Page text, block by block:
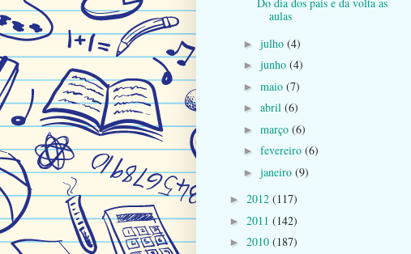
aulas
► julho (4)
► junho (4)
► maio (7)
► abril (6)
► março (6)
► fevereiro (6)
► janeiro (9)
► 2012 (117)
► 2011 (142)
► 2010 (187)